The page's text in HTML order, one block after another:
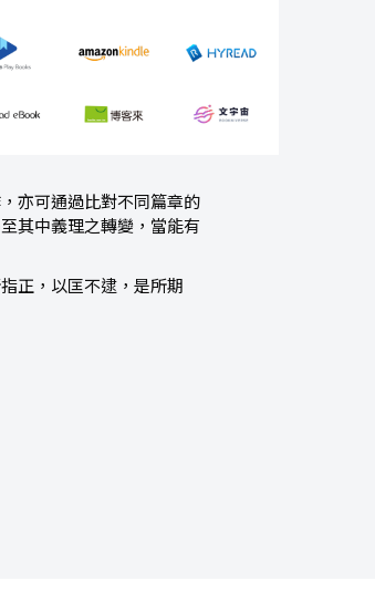
亦可通過比對不同篇章的
其中義理之轉變，當能有
正，以匡不逮，是所期